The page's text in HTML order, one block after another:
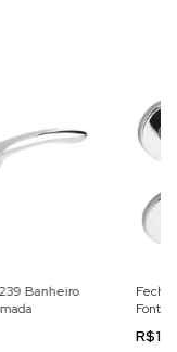
Banheiro
Fonte